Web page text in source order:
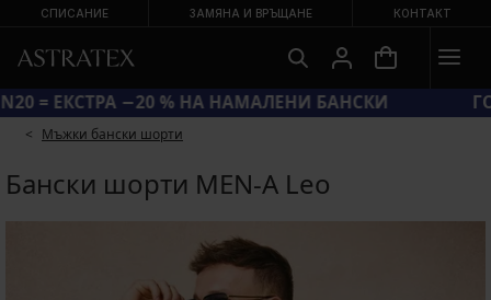
СПИСАНИЕ ЗАМЯНА И ВРЪЩАНЕ КОНТАКТ
КОД SUN20 = ЕКСТРА −20 % НА НАМАЛЕНИ БАНСКИ
Мъжки бански шорти
Бански шорти MEN-A Leo